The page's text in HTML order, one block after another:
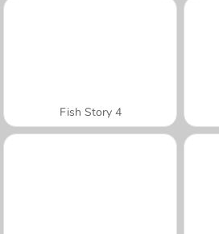
Fish Story 4